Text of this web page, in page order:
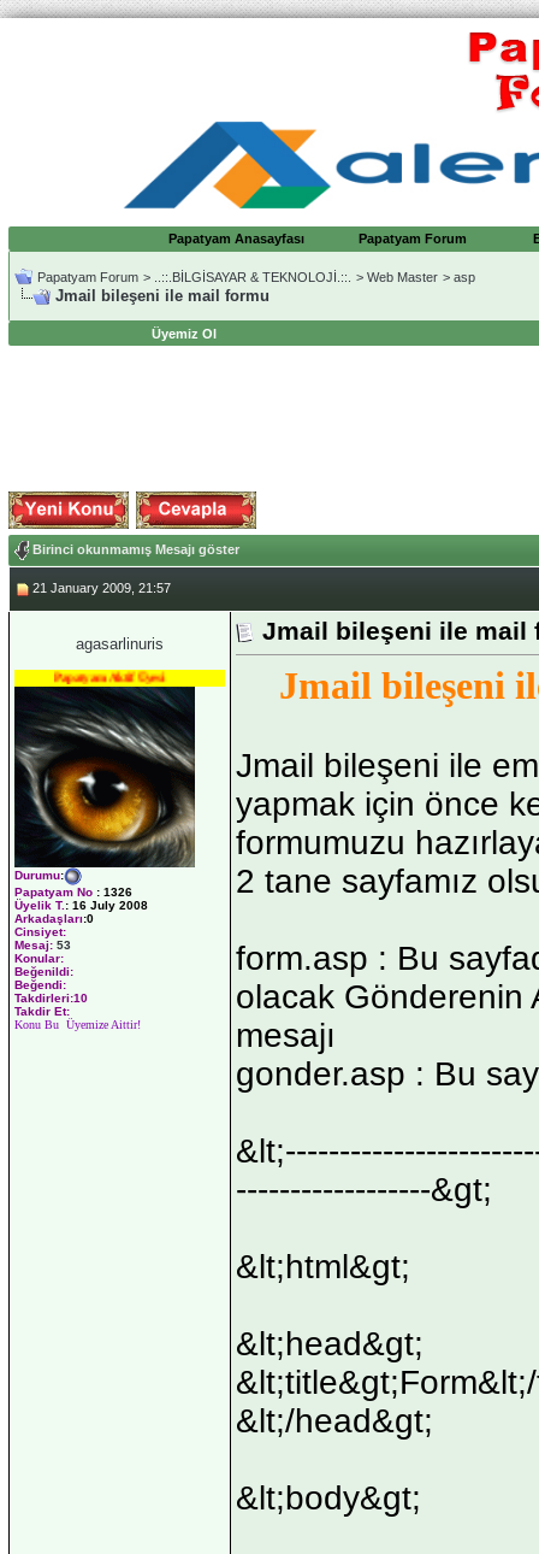
Papatyam Anasayfası Papatyam Forum
Papatyam Forum > ..::.BİLGİSAYAR & TEKNOLOJİ.::. > Web Master > asp
Jmail bileşeni ile mail formu
Üyemiz Ol
Birinci okunmamış Mesajı göster
21 January 2009, 21:57
agasarlinuris
Papatyam Aktif Üyesi
Durumu:
Papatyam No : 1326
Üyelik T.: 16 July 2008
Arkadaşları:0
Cinsiyet:
Mesaj: 53
Konular:
Beğenildi:
Beğendi:
Takdirleri:10
Takdir Et:
Konu Bu Üyemize Aittir!
Jmail bileşeni ile mail
Jmail bileşeni
Jmail bileşeni ile
yapmak için önce
formumuzu
2 tane sayfamız
form.asp : Bu
olacak Gönderenin
mesajı
gonder.asp : Bu
------------------&gt;
&lt;html&gt;
&lt;head&gt;
&lt;/head&gt;
&lt;body&gt;